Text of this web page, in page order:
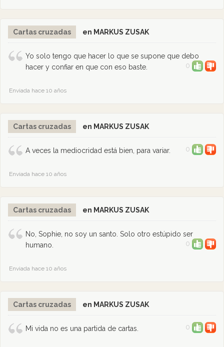
Cartas cruzadas en MARKUS ZUSAK
Yo solo tengo que hacer lo que se supone que debo
hacer y confiar en que con eso baste.
0
Enviada hace 10 años
Cartas cruzadas en MARKUS ZUSAK
A veces la mediocridad está bien, para variar. 0
Enviada hace 10 años
Cartas cruzadas en MARKUS ZUSAK
No, Sophie, no soy un santo. Solo otro estúpido ser
humano.
0
Enviada hace 10 años
Cartas cruzadas en MARKUS ZUSAK
Mi vida no es una partida de cartas. 0